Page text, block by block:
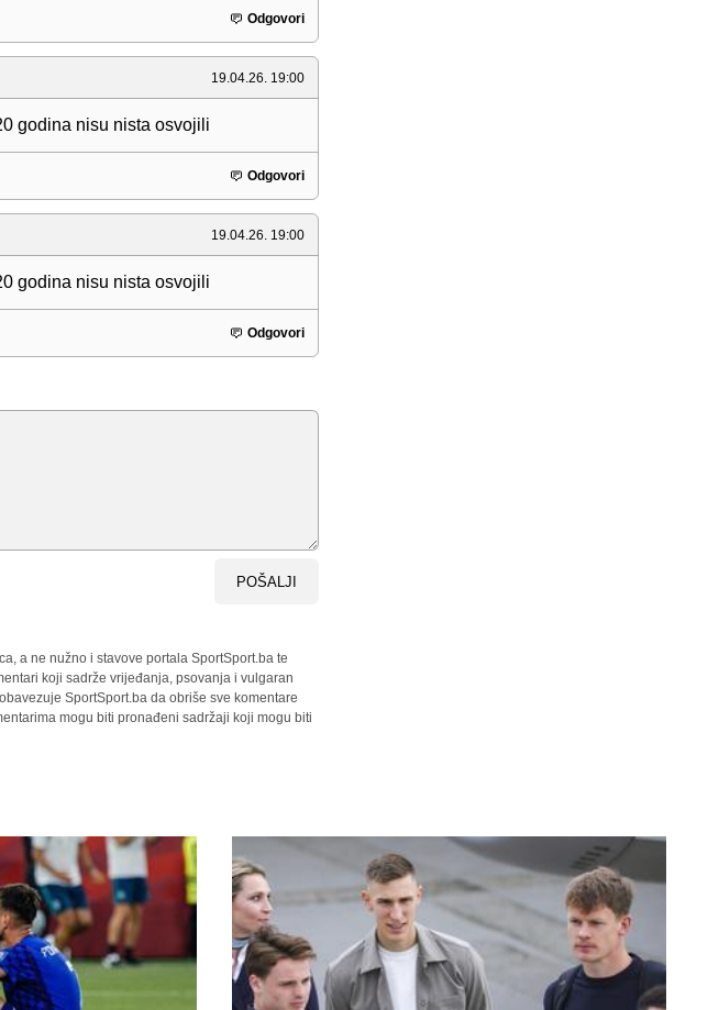
Odgovori
19.04.26. 19:00
godina nisu nista osvojili
Odgovori
19.04.26. 19:00
godina nisu nista osvojili
Odgovori
POŠALJI
a ne nužno i stavove portala SportSport.ba te
koji sadrže vrijeđanja, psovanja i vulgaran
SportSport.ba da obriše sve komentare
mogu biti pronađeni sadržaji koji mogu biti